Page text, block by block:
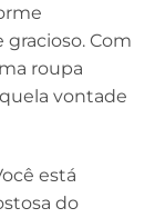
gracioso. Com
roupa
vontade
está
do